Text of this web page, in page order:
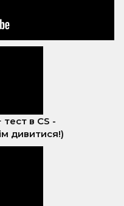
тест в CS -
дивитися!)